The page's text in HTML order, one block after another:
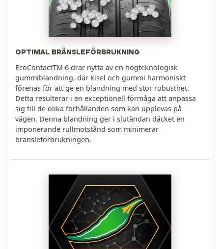
OPTIMAL BRÄNSLEFÖRBRUKNING
EcoContactTM 6 drar nytta av en högteknologisk
gummiblandning, där kisel och gummi harmoniskt
förenas för att ge en blandning med stor robusthet.
Detta resulterar i en exceptionell förmåga att anpassa
sig till de olika förhållanden som kan upplevas på
vägen. Denna blandning ger i slutändan däcket en
imponerande rullmotstånd som minimerar
bränsleförbrukningen.